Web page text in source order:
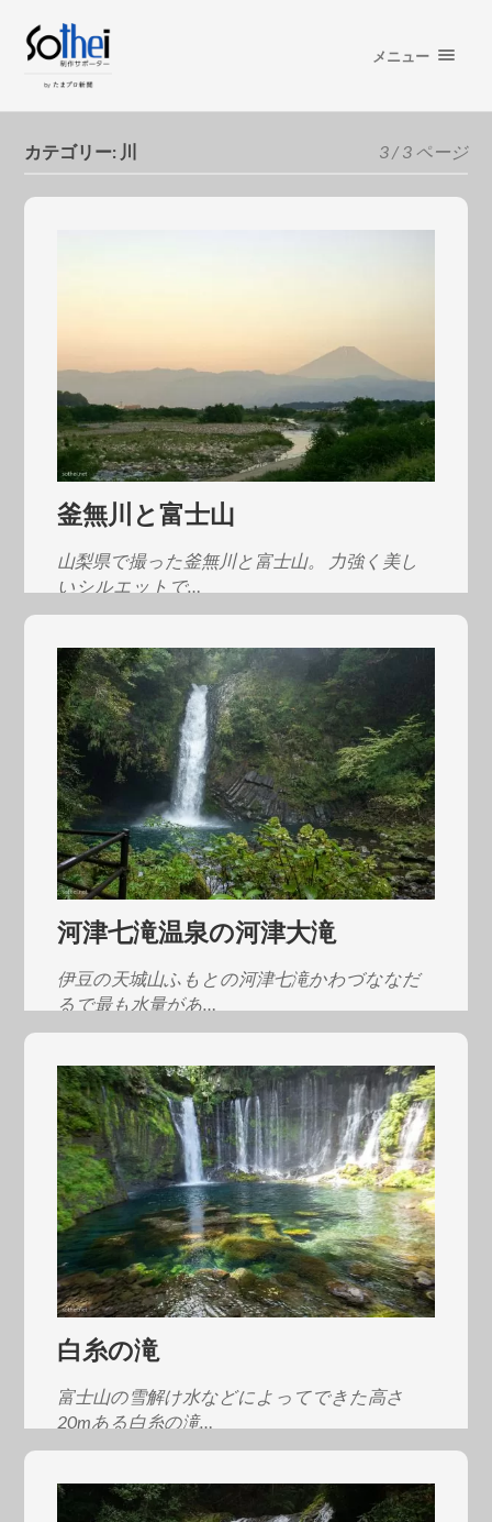
メニュー
カテゴリー: 川 3 / 3 ページ
釜無川と富士山
山梨県で撮った釜無川と富士山。 力強く美し
いシルエットで…
河津七滝温泉の河津大滝
伊豆の天城山ふもとの河津七滝かわづななだ
るで最も水量があ…
白糸の滝
富士山の雪解け水などによってできた高さ
20mある白糸の滝…